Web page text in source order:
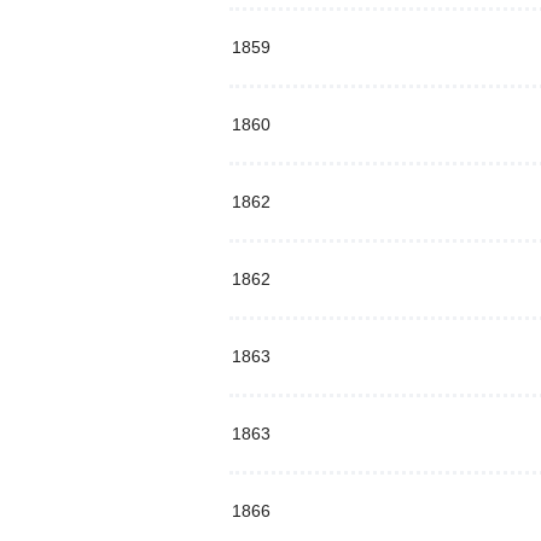
1859
1860
1862
1862
1863
1863
1866